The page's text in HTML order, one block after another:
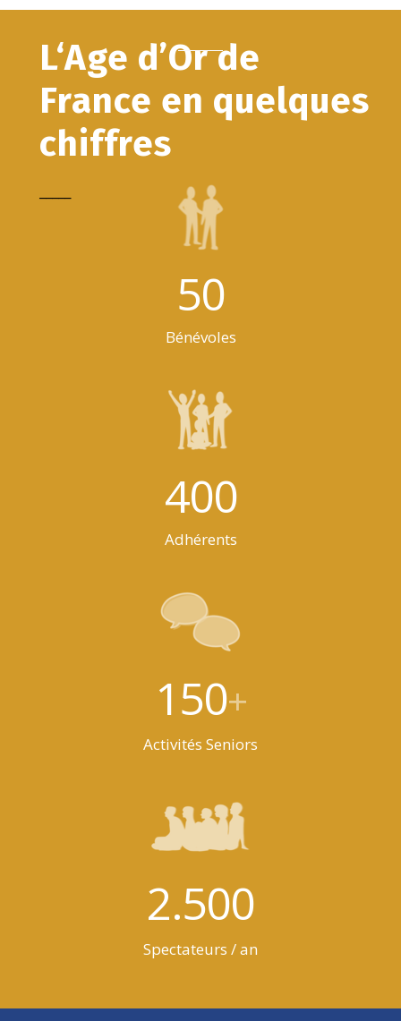
L‘Age d’Or de
France en quelques
chiffres
50
Bénévoles
400
Adhérents
150+
Activités Seniors
2.500
Spectateurs / an